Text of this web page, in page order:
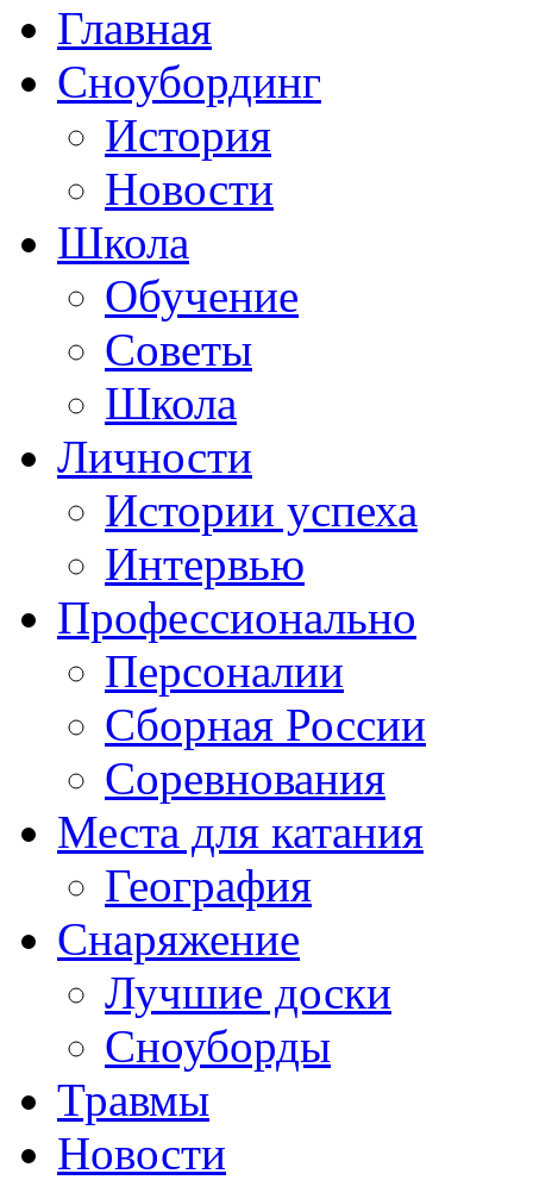
Главная
Сноубординг
История
Новости
Школа
Обучение
Советы
Школа
Личности
Истории успеха
Интервью
Профессионально
Персоналии
Сборная России
Соревнования
Места для катания
География
Снаряжение
Лучшие доски
Сноуборды
Травмы
Новости